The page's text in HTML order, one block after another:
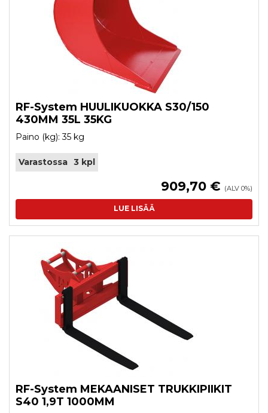
RF-System HUULIKUOKKA S30/150
430MM 35L 35KG
Paino (kg): 35 kg
Varastossa 3 kpl
909,70 € (ALV 0%)
LUE LISÄÄ
RF-System MEKAANISET TRUKKIPIIKIT
S40 1,9T 1000MM